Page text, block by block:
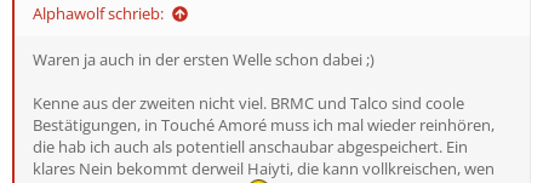
Alphawolf schrieb:
Waren ja auch in der ersten Welle schon dabei ;)
Kenne aus der zweiten nicht viel. BRMC und Talco sind coole
Bestätigungen, in Touché Amoré muss ich mal wieder reinhören,
die hab ich auch als potentiell anschaubar abgespeichert. Ein
klares Nein bekommt derweil Haiyti, die kann vollkreischen, wen